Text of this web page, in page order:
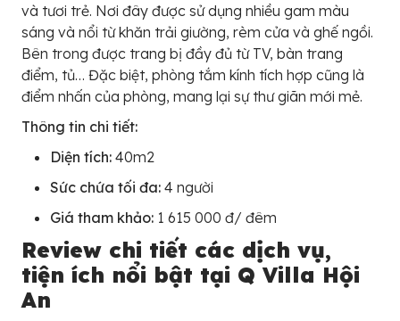
và tươi trẻ. Nơi đây được sử dụng nhiều gam màu
sáng và nổi từ khăn trải giường, rèm cửa và ghế ngồi.
Bên trong được trang bị đầy đủ từ TV, bàn trang
điểm, tủ… Đặc biệt, phòng tắm kính tích hợp cũng là
điểm nhấn của phòng, mang lại sự thư giãn mới mẻ.
Thông tin chi tiết:
Diện tích: 40m2
Sức chứa tối đa: 4 người
Giá tham khảo: 1 615 000 đ/ đêm
Review chi tiết các dịch vụ,
tiện ích nổi bật tại Q Villa Hội
An